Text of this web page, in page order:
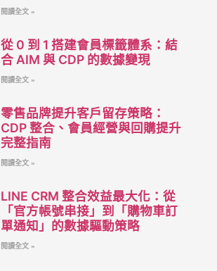
閱讀全文 »
從 0 到 1 搭建會員標籤體系：結
合 AIM 與 CDP 的數據變現
閱讀全文 »
零售品牌提升客戶留存策略：
CDP 整合、會員經營與回購提升
完整指南
閱讀全文 »
LINE CRM 整合效益最大化：從
「官方帳號串接」到「購物車訂
單通知」的數據驅動策略
閱讀全文 »